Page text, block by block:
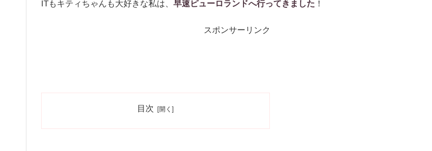
ITもキティちゃんも大好きな私は、 早速ピューロランドへ行ってきました ！
スポンサーリンク
目次